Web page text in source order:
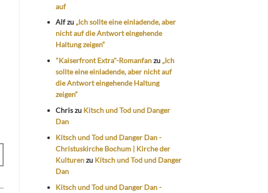
auf
Alfzu „Ich sollte eine einladende, aber
nicht auf die Antwort eingehende
Haltung zeigen“
"Kaiserfront Extra"-Romanfanzu „Ich
sollte eine einladende, aber nicht auf
die Antwort eingehende Haltung
zeigen“
Chriszu Kitsch und Tod und Danger
Dan
Kitsch und Tod und Danger Dan -
Christuskirche Bochum | Kirche der
Kulturenzu Kitsch und Tod und Danger
Dan
Kitsch und Tod und Danger Dan -